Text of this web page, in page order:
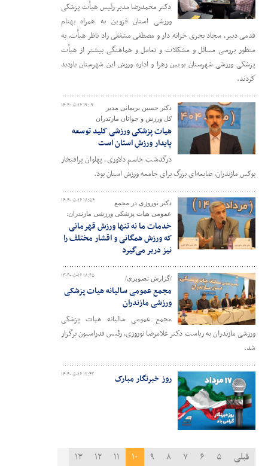
دکتر محمدرضا مدبر رئیس هیأت پزشکی
ورزشی استان قزوین به همراه بهنام
قدمی دبیر، سجاد بحری خزانه دار و مصطفی مشفقی راد ناظر هیأت، به
منظور بررسی مسائل و مشکلات و تعامل و هماهنگی بیشتر از هیأت
پزشکی ورزشی شهرستان بویین زهرا و اداره ورزش این شهرستان بازدید
کردند.
۱۴۰۴-۰۵-۱۶ ۱۹:۰۹
دکتر حسین بریمانی مدیر
کل ورزش و جوانان مازتدران
هیات پزشکی ورزشی کلید توسعه
پایدار ورزش استان است
درگذشت جاسم دلاوری، پهلوان پرافتخار
بوکس مازندران، ضایعه‌ای بزرگ برای جامعه ورزش استان بود.
۱۴۰۴-۰۵-۱۶ ۱۸:۵۶
دکتر نوروزی در مجمع
عمومی هیات پزشکی ورزشی مازندران:
خدمات ما نه تنها ورزش قهرمانی
که ورزش همگانی و اقشار مختلف را
نیز دربر می‌گیرد
۱۴۰۴-۰۵-۱۶ ۱۸:۴۵ /گزارش تصوبری/
مجمع عمومی سالیانه هیات پزشکی
ورزشی مازندران
مجمع عمومی سالیانه هیات پزشکی
ورزشی مازندران به ریاست دکتر غلامرضا نوروزی، رئیس فدراسیون برگزار
شد.
۱۴۰۴-۰۵-۱۶ ۱۲:۴۲ روز خبرنگار مبارک
قبلی ۵ ۶ ۷ ۸ ۹ ۱۰ ۱۱ ۱۲
۱۳